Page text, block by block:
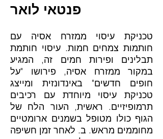
פנטאי לואר
טכניקת עיסוי ממזרח אסיה עם
חותמות צמחים חמות. עיסוי חותמת
תבלינים ופירות חמים זה, המגיע
במקור ממזרח אסיה, פירושו "על
חופים חדשים" באינדונזית ומייצג
טכניקת עיסוי מיוחדת עם רכיבים
תרמופיזיים. ראשית, העור הלח של
הגוף כולו מטופל בשמנים ארומטיים
מחוממים מראש. ב. לאחר זמן חשיפה